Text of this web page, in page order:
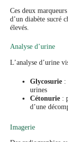
Ces deux
d’un diabète sucré
élevés.
Analyse d’urine
L’analyse d’urine
Glycosurie :
urines
Cétonurie :
d’une
Imagerie